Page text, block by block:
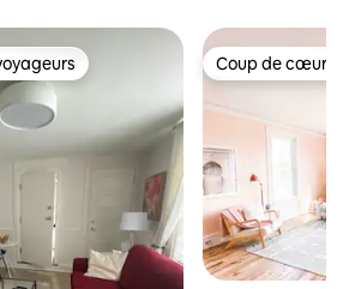
parmi les plus aimésCoup de cœur
Coup de cœur